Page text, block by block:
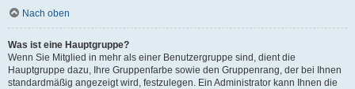
Nach oben
Was ist eine Hauptgruppe?
Wenn Sie Mitglied in mehr als einer Benutzergruppe sind, dient die
Hauptgruppe dazu, Ihre Gruppenfarbe sowie den Gruppenrang, der bei Ihnen
standardmäßig angezeigt wird, festzulegen. Ein Administrator kann Ihnen die